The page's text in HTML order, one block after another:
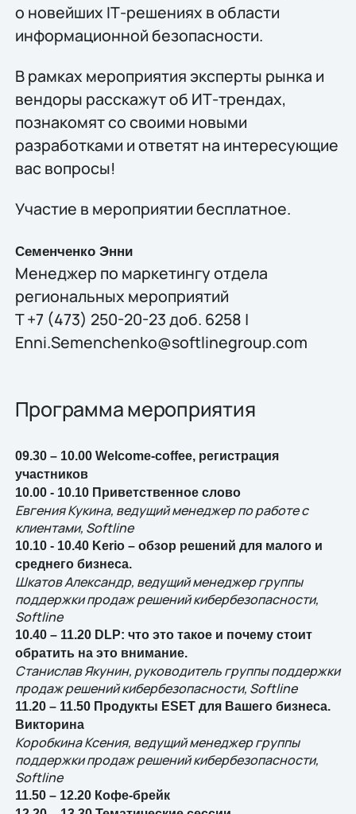
о новейших IТ-решениях в области
информационной безопасности.
В рамках мероприятия эксперты рынка и
вендоры расскажут об ИТ-трендах,
познакомят со своими новыми
разработками и ответят на интересующие
вас вопросы!
Участие в мероприятии бесплатное.
Семенченко Энни
Менеджер по маркетингу отдела
региональных мероприятий
T +7 (473) 250-20-23 доб. 6258 |
Enni.Semenchenko@softlinegroup.com
Программа мероприятия
09.30 – 10.00 Welcome-coffee, регистрация
участников
10.00 - 10.10 Приветственное слово
Евгения Кукина, ведущий менеджер по работе с
клиентами, Softline
10.10 - 10.40 Kerio – обзор решений для малого и
среднего бизнеса.
Шкатов Александр, ведущий менеджер группы
поддержки продаж решений кибербезопасности,
Softline
10.40 – 11.20 DLP: что это такое и почему стоит
обратить на это внимание.
Станислав Якунин, руководитель группы поддержки
продаж решений кибербезопасности, Softline
11.20 – 11.50 Продукты ESET для Вашего бизнеса.
Викторина
Коробкина Ксения, ведущий менеджер группы
поддержки продаж решений кибербезопасности,
Softline
11.50 – 12.20 Кофе-брейк